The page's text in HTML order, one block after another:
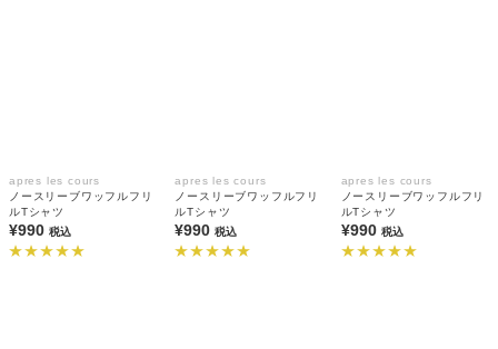
apres les cours
ノースリーブワッフルフリ
ルTシャツ
¥990 税込
apres les cours
ノースリーブワッフルフリ
ルTシャツ
¥990税込
apres les cours
ノースリーブワッフルフリ
ルTシャツ
¥990 税込